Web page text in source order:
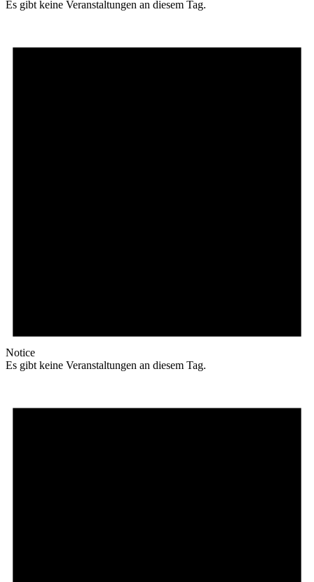
Es gibt keine Veranstaltungen an diesem Tag.
Notice
Es gibt keine Veranstaltungen an diesem Tag.